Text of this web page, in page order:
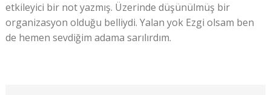
etkileyici bir not yazmış. Üzerinde düşünülmüş bir
organizasyon olduğu belliydi. Yalan yok Ezgi olsam ben
de hemen sevdiğim adama sarılırdım.